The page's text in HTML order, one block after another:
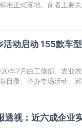
准正式落地。前者主要
动启动 155款车
年7月由工信部、农业
目录、举办专场活动、
续提升乡村居民选车、
透视：近六成企业